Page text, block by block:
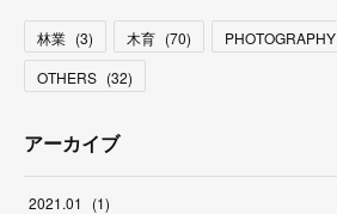
林業 (3) 木育 (70) PHOTOGRAPHY
OTHERS (32)
アーカイブ
2021.01 (1)